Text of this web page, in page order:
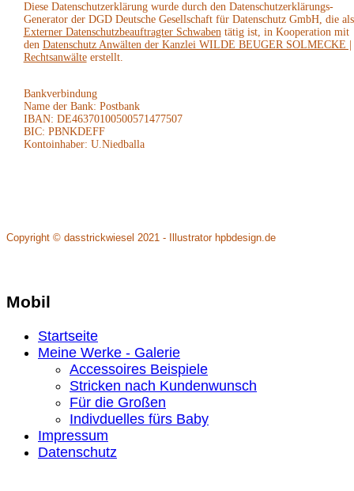
Diese Datenschutzerklärung wurde durch den Datenschutzerklärungs-
Generator der DGD Deutsche Gesellschaft für Datenschutz GmbH, die als
Externer Datenschutzbeauftragter Schwabentätig ist, in Kooperation mit
den Datenschutz Anwälten der Kanzlei WILDE BEUGER SOLMECKE |
Rechtsanwälteerstellt.
Bankverbindung
Name der Bank: Postbank
IBAN: DE46370100500571477507
BIC: PBNKDEFF
Kontoinhaber: U.Niedballa
Copyright © dasstrickwiesel 2021 - Illustrator hpbdesign.de
Mobil
Startseite
Meine Werke - Galerie
Accessoires Beispiele
Stricken nach Kundenwunsch
Für die Großen
Indivduelles fürs Baby
Impressum
Datenschutz